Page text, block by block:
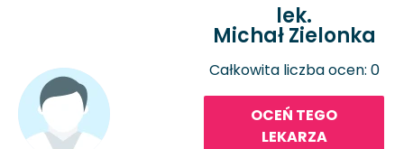
lek.
Michał Zielonka
Całkowita liczba ocen: 0
OCEŃ TEGO
LEKARZA